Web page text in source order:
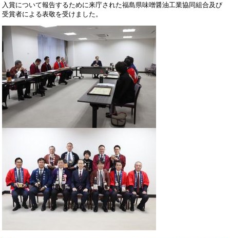
入賞について報告するために来庁された福島県味噌醤油工業協同組合及び
受賞者による表敬を受けました。